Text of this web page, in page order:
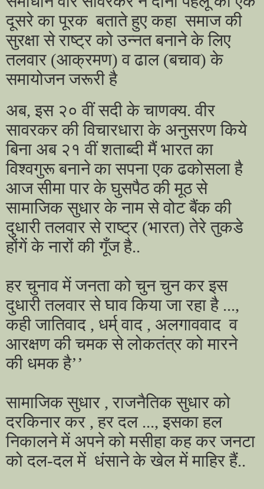
दूसरे का पूरक बताते हुए कहा समाज की
सुरक्षा से राष्ट्र को उन्नत बनाने के लिए
तलवार (आक्रमण) व ढाल (बचाव) के
समायोजन जरूरी है
अब, इस २० वीं सदी के चाणक्य. वीर
सावरकर की विचारधारा के अनुसरण किये
बिना अब २१ वीं शताब्दी मैं भारत का
विश्वगुरू बनाने का सपना एक ढकोसला है
आज सीमा पार के घुसपैठ की मूठ से
सामाजिक सुधार के नाम से वोट बैंक की
दुधारी तलवार से राष्ट्र (भारत) तेरे तुकडे
होंगें के नारों की गूँज है..
हर चुनाव में जनता को चुन चुन कर इस
दुधारी तलवार से घाव किया जा रहा है ...,
कही जातिवाद , धर्म् वाद , अलगाववाद व
आरक्षण की चमक से लोकतंत्र को मारने
की धमक है’’
सामाजिक सुधार , राजनैतिक सुधार को
दरकिनार कर , हर दल ..., इसका हल
निकालने में अपने को मसीहा कह कर जनटा
को दल-दल में धंसाने के खेल में माहिर हैं..